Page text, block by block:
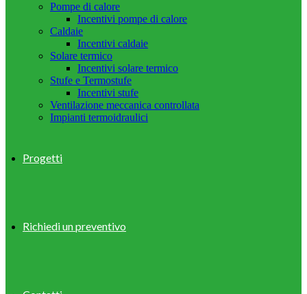
Pompe di calore
Incentivi pompe di calore
Caldaie
Incentivi caldaie
Solare termico
Incentivi solare termico
Stufe e Termostufe
Incentivi stufe
Ventilazione meccanica controllata
Impianti termoidraulici
Progetti
Richiedi un preventivo